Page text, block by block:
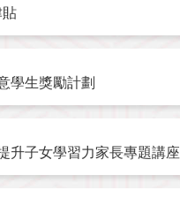
貼
學生獎勵計劃
升子女學習力家長專題講座